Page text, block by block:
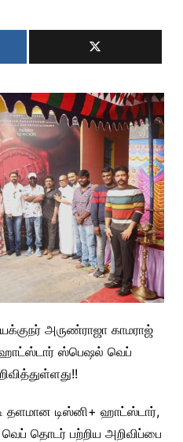
அருண்ராஜா காமராஜ்
ஸ்பெஷல் வெப்
தளமான டிஸ்னி+ ஹாட்ஸ்டார்,
தொடர் பற்றிய அறிவிப்பை